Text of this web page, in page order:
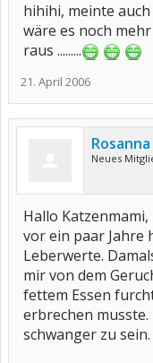
hihihi, meinte
wäre es noch
raus .........
21. April 2006
Rosanna
Neues
Hallo Katzenmami,
vor ein paar Jahre
Leberwerte.
mir von dem
fettem Essen
erbrechen musste.
schwanger zu sein.